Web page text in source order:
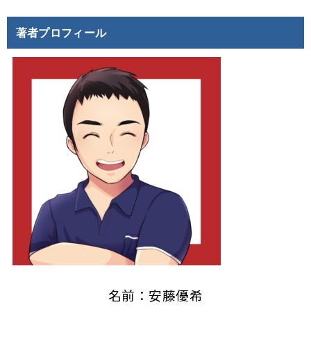
著者プロフィール
名前：安藤優希